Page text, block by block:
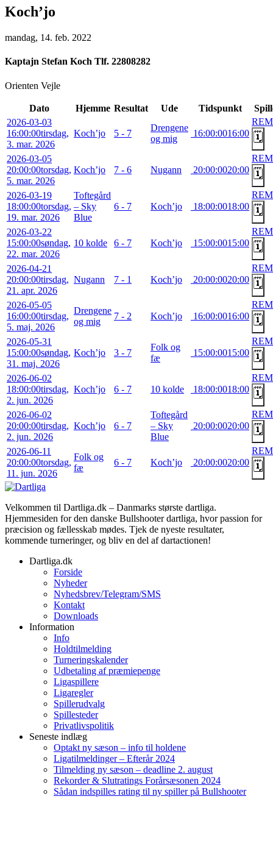
Koch’jo
mandag, 14. feb. 2022
Kaptajn Stefan Koch Tlf. 22808282
Orienten Vejle
Dato Hjemme Resultat Ude Tidspunkt
2026-03-03
16:00:00tirsdag,
3. mar. 2026
Koch’jo 5 - 7
Drengene
og mig
16:00:0016:00 🗓️
2026-03-05
20:00:00torsdag,
5. mar. 2026
Koch’jo 7 - 6 Nugann 20:00:0020:00 🗓️
2026-03-19
18:00:00torsdag,
19. mar. 2026
Toftegård
– Sky
Blue
6 - 7 Koch’jo 18:00:0018:00 🗓️
2026-03-22
15:00:00søndag,
22. mar. 2026
10 kolde 6 - 7 Koch’jo 15:00:0015:00 🗓️
2026-04-21
20:00:00tirsdag,
21. apr. 2026
Nugann 7 - 1 Koch’jo 20:00:0020:00 🗓️
2026-05-05
16:00:00tirsdag,
5. maj. 2026
Drengene
og mig
7 - 2 Koch’jo 16:00:0016:00 🗓️
2026-05-31
15:00:00søndag,
31. maj. 2026
Koch’jo 3 - 7
Folk og
fæ
15:00:0015:00 🗓️
2026-06-02
18:00:00tirsdag,
2. jun. 2026
Koch’jo 6 - 7 10 kolde 18:00:0018:00 🗓️
2026-06-02
20:00:00tirsdag,
2. jun. 2026
Koch’jo 6 - 7
Toftegård
– Sky
Blue
20:00:0020:00 🗓️
2026-06-11
20:00:00torsdag,
11. jun. 2026
Folk og
fæ
6 - 7 Koch’jo 20:00:0020:00 🗓️
Velkommen til Dartliga.dk – Danmarks største dartliga.
Hjemmesiden for den danske Bullshooter dartliga, hvor passion for
præcision og fællesskab mødes. Tjek de nyeste resultater,
kommende turneringer, og bliv en del af dartactionen!
Dartliga.dk
Forside
Nyheder
Nyhedsbrev/Telegram/SMS
Kontakt
Downloads
Information
Info
Holdtilmelding
Turneringskalender
Udbetaling af præmiepenge
Ligaspillere
Ligaregler
Spillerudvalg
Spillesteder
Privatlivspolitik
Seneste indlæg
Optakt ny sæson – info til holdene
Ligatilmeldinger – Efterår 2024
Tilmelding ny sæson – deadline 2. august
Rekorder & Slutratings Forårsæsonen 2024
Sådan indspilles rating til ny spiller på Bullshooter